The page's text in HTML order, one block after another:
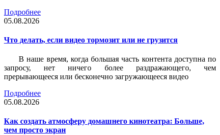
Подробнее
05.08.2026
Что делать, если видео тормозит или не грузится
В наше время, когда большая часть контента доступна по
запросу, нет ничего более раздражающего, чем
прерывающееся или бесконечно загружающееся видео
Подробнее
05.08.2026
Как создать атмосферу домашнего кинотеатра: Больше,
чем просто экран